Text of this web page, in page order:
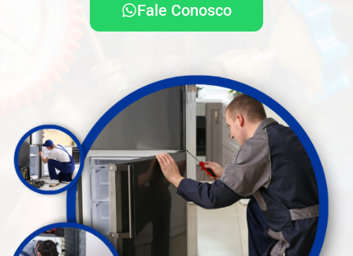
Fale Conosco